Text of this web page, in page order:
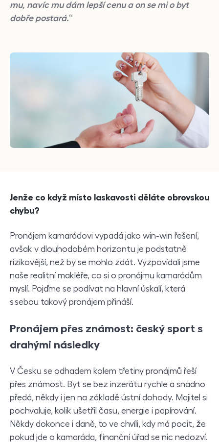
mu, navíc mu dám lepší cenu a on se mi o byt
dobře postará.“
Jenže co když místo laskavosti děláte obrovskou
chybu?
Pronájem kamarádovi vypadá jako win-win řešení,
avšak v dlouhodobém horizontu je podstatně
rizikovější, než by se mohlo zdát. Vyzpovídali jsme
naše realitní makléře, co si o pronájmu kamarádům
myslí. Pojďme se podívat na hlavní úskalí, která
s sebou takový pronájem přináší.
Pronájem přes známost: český sport s
drahými následky
V Česku se odhadem kolem třetiny pronájmů řeší
přes známost. Byt se bez inzerátu rychle a snadno
předá, někdy i jen na základě ústní dohody. Majitel si
pochvaluje, kolik ušetřil času, energie i papírování.
Někdy dokonce i daně, to ve chvíli, kdy má pocit, že
pokud jde o kamaráda, finanční úřad se nic nedozví.